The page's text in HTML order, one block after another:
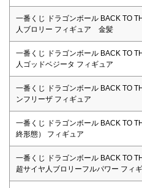
一番くじ ドラゴンボール BACK TO
人ブロリー フィギュア 金髪
一番くじ ドラゴンボール BACK TO
人ゴッドベジータ フィギュア
一番くじ ドラゴンボール BACK TO
ンフリーザ フィギュア
一番くじ ドラゴンボール BACK TO
終形態） フィギュア
一番くじ ドラゴンボール BACK TO
超サイヤ人ブロリーフルパワー フィ